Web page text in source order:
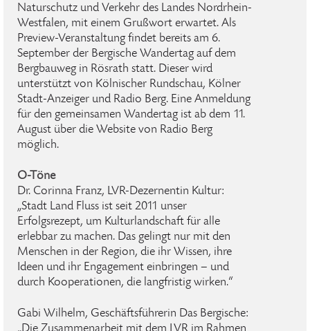
Naturschutz und Verkehr des Landes Nordrhein-
Westfalen, mit einem Grußwort erwartet. Als
Preview-Veranstaltung findet bereits am 6.
September der Bergische Wandertag auf dem
Bergbauweg in Rösrath statt. Dieser wird
unterstützt von Kölnischer Rundschau, Kölner
Stadt-Anzeiger und Radio Berg. Eine Anmeldung
für den gemeinsamen Wandertag ist ab dem 11.
August über die Website von Radio Berg
möglich.
O-Töne
Dr. Corinna Franz, LVR-Dezernentin Kultur:
„Stadt Land Fluss ist seit 2011 unser
Erfolgsrezept, um Kulturlandschaft für alle
erlebbar zu machen. Das gelingt nur mit den
Menschen in der Region, die ihr Wissen, ihre
Ideen und ihr Engagement einbringen – und
durch Kooperationen, die langfristig wirken.“
Gabi Wilhelm, Geschäftsführerin Das Bergische: